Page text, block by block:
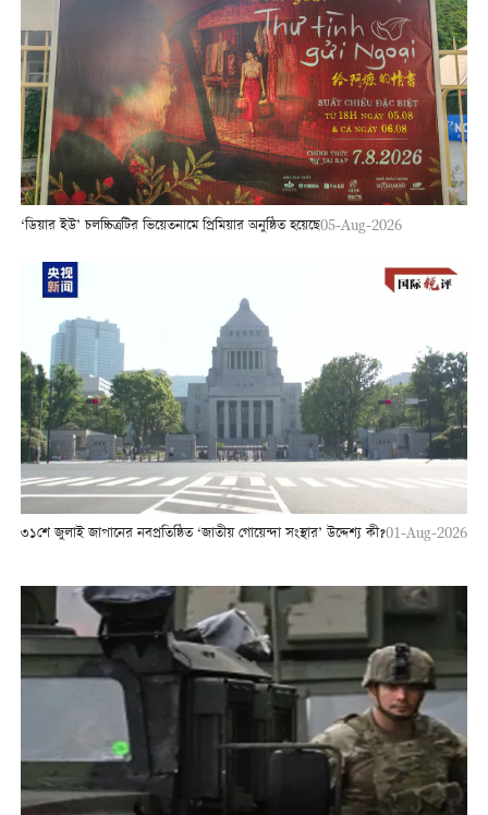
‘ডিয়ার ইউ’ চলচ্চিত্রটির ভিয়েতনামে প্রিমিয়ার অনুষ্ঠিত হয়েছে05-Aug-2026
৩১শে জুলাই জাপানের নবপ্রতিষ্ঠিত ‘জাতীয় গোয়েন্দা সংস্থার’ উদ্দেশ্য কী?01-Aug-2026